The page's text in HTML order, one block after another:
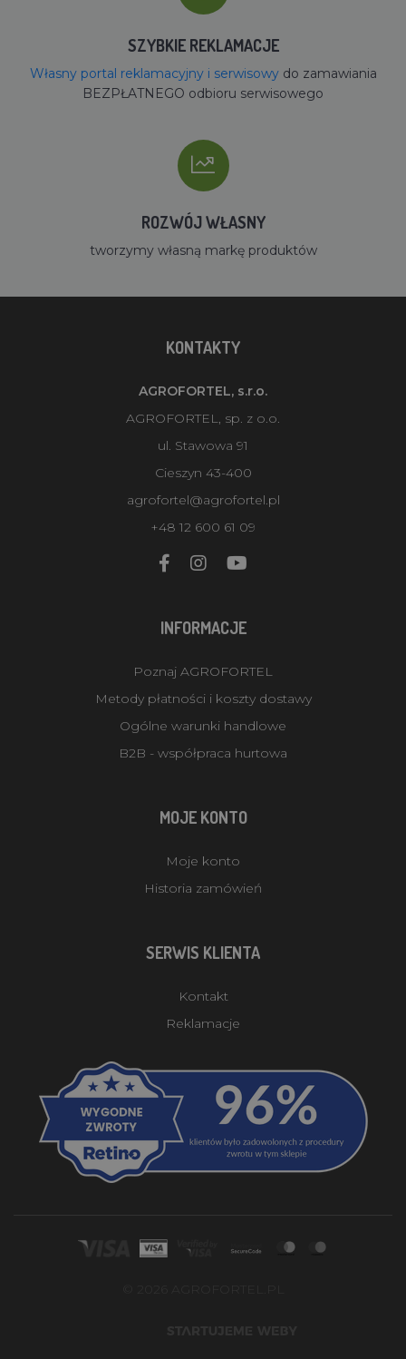
SZYBKIE REKLAMACJE
Własny portal reklamacyjny i serwisowydo zamawiania
BEZPŁATNEGO odbioru serwisowego
ROZWÓJ WŁASNY
tworzymy własną markę produktów
KONTAKTY
AGROFORTEL, s.r.o.
AGROFORTEL, sp. z o.o.
ul. Stawowa 91
Cieszyn 43-400
agrofortel@agrofortel.pl
+48 12 600 61 09
INFORMACJE
Poznaj AGROFORTEL
Metody płatności i koszty dostawy
Ogólne warunki handlowe
B2B - współpraca hurtowa
MOJE KONTO
Moje konto
Historia zamówień
SERWIS KLIENTA
Kontakt
Reklamacje